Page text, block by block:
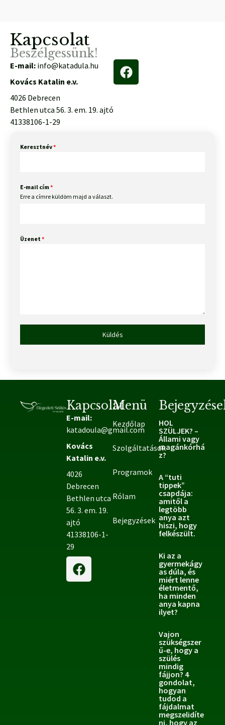
Kapcsolat
Beszélgessünk!
E-mail: info@katadula.hu
Kovács Katalin e.v.
4026 Debrecen
Bethlen utca 56. 3. em. 19. ajtó
41338106-1-29
Keresztnév*
E-mail cím*
Erre a címre küldöm majd a választ.
Üzenet *
Küldés
Kapcsolat
E-mail:
katadoula@gmail.com
Kovács
Katalin e.v.
4026
Debrecen
Bethlen utca
56. 3. em. 19.
ajtó
41338106-1-
29
Menü
Kezdőlap
Szolgáltatások
Programok
Rólam
Bejegyzések
HOL
SZÜLJEK? –
Állami vagy
magánkórhá
z?
A “tuti
tippek”
csapdája:
amitől a
legtöbb
anya azt
hiszi, hogy
felkészült.
Ki az a
gyermekágy
as dúla, és
miért lenne
életmentő,
ha minden
anya kapna
ilyet?
Vajon
szükségszer
ű-e, hogy a
szülés
mindig
fájjon? 4
gondolat,
hogyan
tudod a
fájdalmat
megszelidíte
ni, hogy az